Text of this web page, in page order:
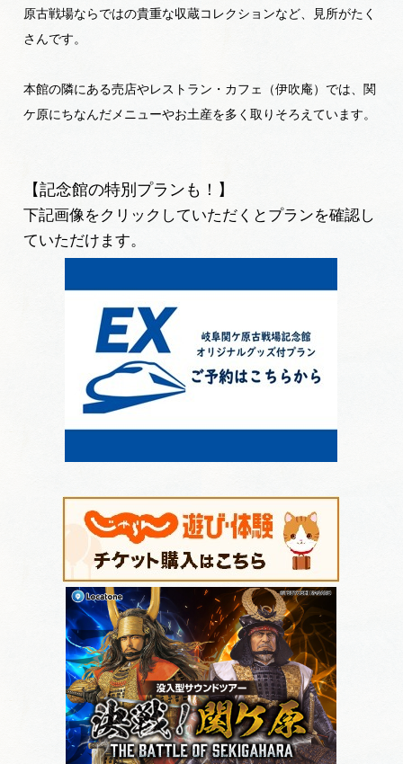
原古戦場ならではの貴重な収蔵コレクションなど、見所がたく
さんです。
本館の隣にある売店やレストラン・カフェ（伊吹庵）では、関
ケ原にちなんだメニューやお土産を多く取りそろえています。
【記念館の特別プランも！】
下記画像をクリックしていただくとプランを確認し
ていただけます。